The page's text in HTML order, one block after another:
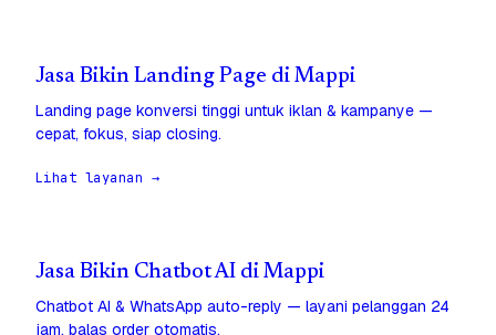
Jasa Bikin Landing Page di Mappi
Landing page konversi tinggi untuk iklan & kampanye —
cepat, fokus, siap closing.
Lihat layanan →
Jasa Bikin Chatbot AI di Mappi
Chatbot AI & WhatsApp auto-reply — layani pelanggan 24
jam, balas order otomatis.